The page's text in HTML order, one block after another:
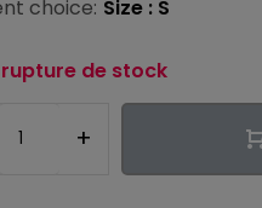
choice: Size : S
rupture de stock
+